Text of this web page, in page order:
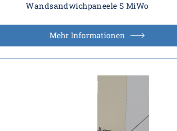
Wandsandwichpaneele S MiWo
Mehr Informationen